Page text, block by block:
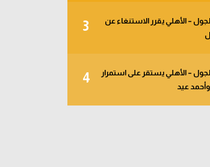
3
– الأهلي يقرر الاستنغاء عن
4
– الأهلي يستقر على استمرار
عيد